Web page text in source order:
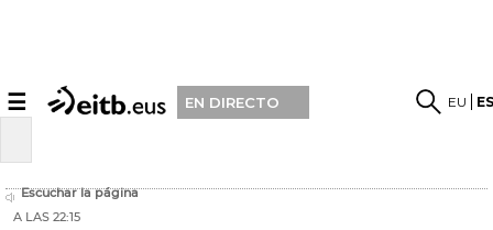
☰ EN DIRECTO EU
Escuchar la página
A LAS 22:15